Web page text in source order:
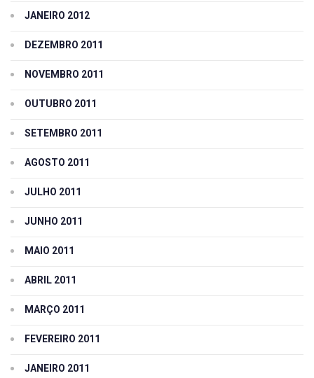
JANEIRO 2012
DEZEMBRO 2011
NOVEMBRO 2011
OUTUBRO 2011
SETEMBRO 2011
AGOSTO 2011
JULHO 2011
JUNHO 2011
MAIO 2011
ABRIL 2011
MARÇO 2011
FEVEREIRO 2011
JANEIRO 2011